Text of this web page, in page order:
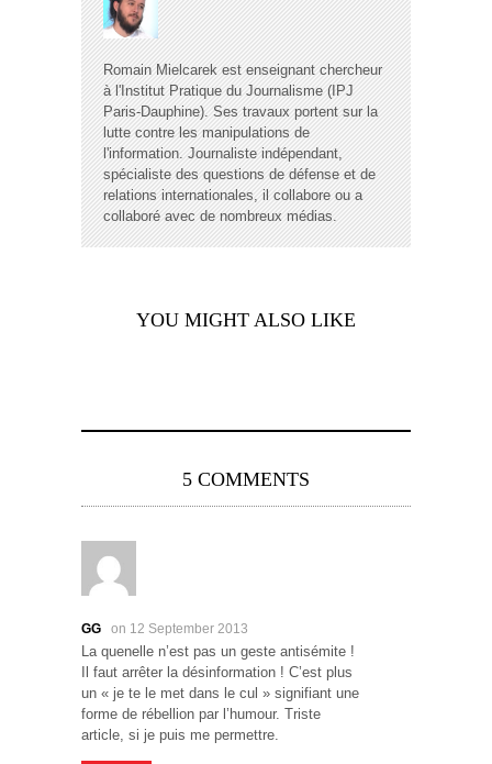
Romain Mielcarek est enseignant chercheur
à l'Institut Pratique du Journalisme (IPJ
Paris-Dauphine). Ses travaux portent sur la
lutte contre les manipulations de
l'information. Journaliste indépendant,
spécialiste des questions de défense et de
relations internationales, il collabore ou a
collaboré avec de nombreux médias.
YOU MIGHT ALSO LIKE
5 COMMENTS
GG on 12 September 2013
La quenelle n’est pas un geste antisémite !
Il faut arrêter la désinformation ! C’est plus
un « je te le met dans le cul » signifiant une
forme de rébellion par l’humour. Triste
article, si je puis me permettre.